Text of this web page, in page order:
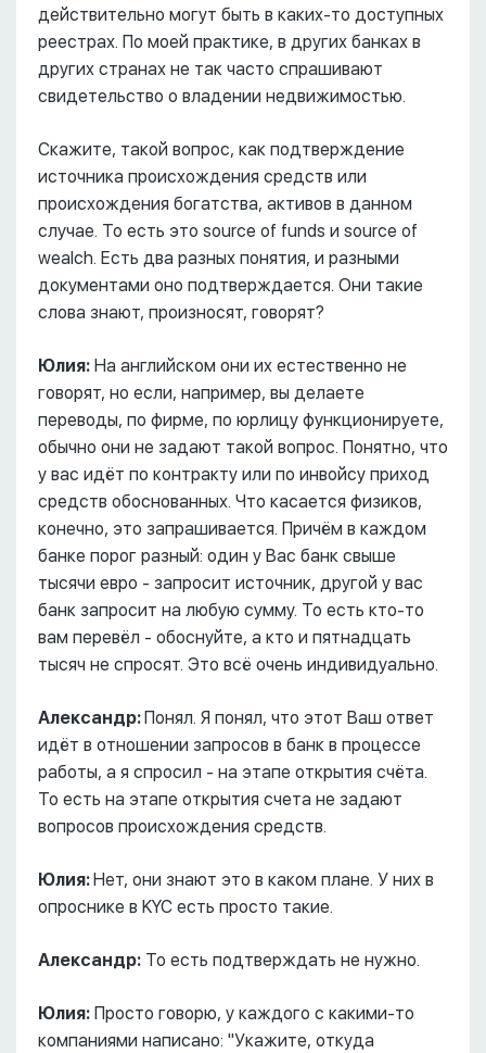
действительно могут быть в каких-то доступных
реестрах. По моей практике, в других банках в
других странах не так часто спрашивают
свидетельство о владении недвижимостью.
Скажите, такой вопрос, как подтверждение
источника происхождения средств или
происхождения богатства, активов в данном
случае. То есть это source of funds и source of
wealch. Есть два разных понятия, и разными
документами оно подтверждается. Они такие
слова знают, произносят, говорят?
Юлия: На английском они их естественно не
говорят, но если, например, вы делаете
переводы, по фирме, по юрлицу функционируете,
обычно они не задают такой вопрос. Понятно, что
у вас идёт по контракту или по инвойсу приход
средств обоснованных. Что касается физиков,
конечно, это запрашивается. Причём в каждом
банке порог разный: один у Вас банк свыше
тысячи евро - запросит источник, другой у вас
банк запросит на любую сумму. То есть кто-то
вам перевёл - обоснуйте, а кто и пятнадцать
тысяч не спросят. Это всё очень индивидуально.
Александр: Понял. Я понял, что этот Ваш ответ
идёт в отношении запросов в банк в процессе
работы, а я спросил - на этапе открытия счёта.
То есть на этапе открытия счета не задают
вопросов происхождения средств.
Юлия: Нет, они знают это в каком плане. У них в
опроснике в KYC есть просто такие.
Александр: То есть подтверждать не нужно.
Юлия: Просто говорю, у каждого с какими-то
компаниями написано: "Укажите, откуда